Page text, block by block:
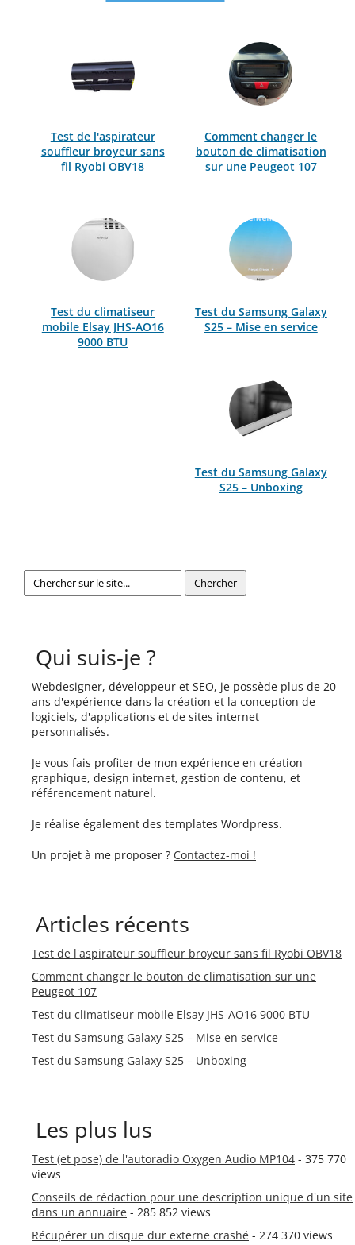
Test de l'aspirateur
souffleur broyeur sans
fil Ryobi OBV18
Comment changer le
bouton de climatisation
sur une Peugeot 107
Test du climatiseur
mobile Elsay JHS-AO16
9000 BTU
Test du Samsung Galaxy
S25 – Mise en service
Test du Samsung Galaxy
S25 – Unboxing
Qui suis-je ?
Webdesigner, développeur et SEO, je possède plus de 20
ans d'expérience dans la création et la conception de
logiciels, d'applications et de sites internet
personnalisés.
Je vous fais profiter de mon expérience en création
graphique, design internet, gestion de contenu, et
référencement naturel.
Je réalise également des templates Wordpress.
Un projet à me proposer ? Contactez-moi !
Articles récents
Test de l'aspirateur souffleur broyeur sans fil Ryobi OBV18
Comment changer le bouton de climatisation sur une
Peugeot 107
Test du climatiseur mobile Elsay JHS-AO16 9000 BTU
Test du Samsung Galaxy S25 – Mise en service
Test du Samsung Galaxy S25 – Unboxing
Les plus lus
Test (et pose) de l'autoradio Oxygen Audio MP104 - 375 770
views
Conseils de rédaction pour une description unique d'un site
dans un annuaire - 285 852 views
Récupérer un disque dur externe crashé - 274 370 views